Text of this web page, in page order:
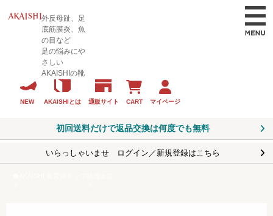
外反母趾、足
底筋膜炎、魚
の目など
足の悩みにや
さしい
AKAISHIの靴
NEW AKAISHIとは 通販サイト CART マイページ
初回送料だけで返品交換は何度でも無料
いらっしゃいませ ログイン／新規登録はこちら